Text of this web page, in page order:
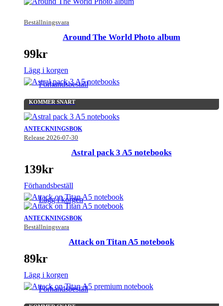
Beställningsvara
Around The World Photo album
99kr
Lägg i korgen
KOMMER SNART
ANTECKNINGSBOK
Release 2026-07-30
Förhandsbeställ
Astral pack 3 A5 notebooks
139kr
Förhandsbeställ
ANTECKNINGSBOK
Beställningsvara
Lägg i korgen
Attack on Titan A5 notebook
89kr
Lägg i korgen
Förhandsbeställ